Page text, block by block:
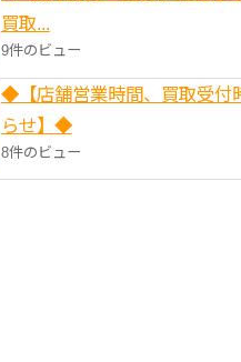
買取...
9件のビュー
◆【店舗営業時間、買取受
らせ】◆
8件のビュー